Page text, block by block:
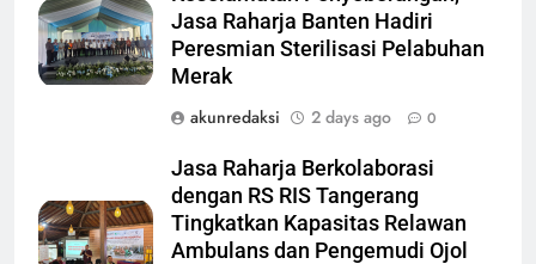
Jasa Raharja Banten Hadiri
Peresmian Sterilisasi Pelabuhan
Merak
akunredaksi
2 days ago 0
Jasa Raharja Berkolaborasi
dengan RS RIS Tangerang
Tingkatkan Kapasitas Relawan
Ambulans dan Pengemudi Ojol